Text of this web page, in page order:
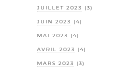
JUILLET 2023 (3)
JUIN 2023 (4)
MAI 2023 (4)
AVRIL 2023 (4)
MARS 2023 (3)